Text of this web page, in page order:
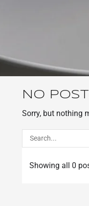
No
Sorry, but nothing
Showing all 0